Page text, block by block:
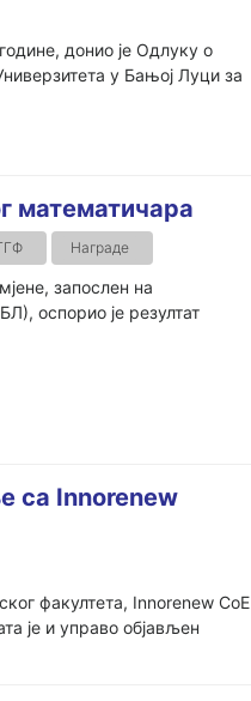
донио је Одлуку о
у Бањој Луци за
математичара
Награде
запослен на
оспорио је резултат
са Innorenew
факултета, Innorenew CoE
је и управо објављен